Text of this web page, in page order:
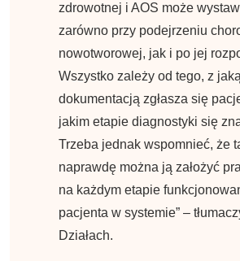
zdrowotnej i AOS może
zarówno przy podejrzeniu
nowotworowej, jak i po jej
Wszystko zależy od tego, z jaką
dokumentacją zgłasza się
jakim etapie diagnostyki się
Trzeba jednak wspomnieć, że
naprawdę można ją założyć
na każdym etapie
pacjenta w systemie” –
Działach.